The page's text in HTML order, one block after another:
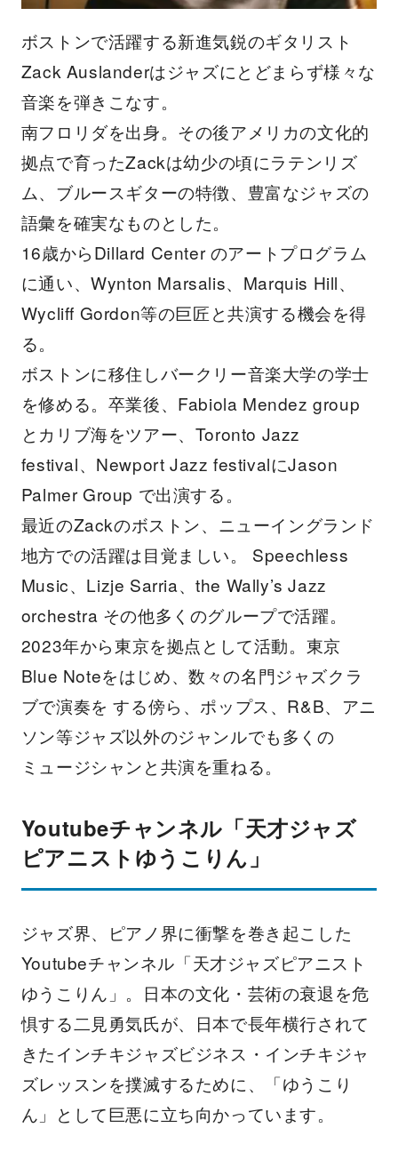
ボストンで活躍する新進気鋭のギタリスト
Zack Auslanderはジャズにとどまらず様々な
音楽を弾きこなす。
南フロリダを出身。その後アメリカの文化的
拠点で育ったZackは幼少の頃にラテンリズ
ム、ブルースギターの特徴、豊富なジャズの
語彙を確実なものとした。
16歳からDillard Center のアートプログラム
に通い、Wynton Marsalis、Marquis Hill、
Wycliff Gordon等の巨匠と共演する機会を得
る。
ボストンに移住しバークリー音楽大学の学士
を修める。卒業後、Fabiola Mendez group
とカリブ海をツアー、Toronto Jazz
festival、Newport Jazz festivalにJason
Palmer Group で出演する。
最近のZackのボストン、ニューイングランド
地方での活躍は目覚ましい。 Speechless
Music、Lizje Sarria、the Wally’s Jazz
orchestra その他多くのグループで活躍。
2023年から東京を拠点として活動。東京
Blue Noteをはじめ、数々の名門ジャズクラ
ブで演奏を する傍ら、ポップス、R&B、アニ
ソン等ジャズ以外のジャンルでも多くの
ミュージシャンと共演を重ねる。
Youtubeチャンネル「天才ジャズ
ピアニストゆうこりん」
ジャズ界、ピアノ界に衝撃を巻き起こした
Youtubeチャンネル「天才ジャズピアニスト
ゆうこりん」。日本の文化・芸術の衰退を危
惧する二見勇気氏が、日本で長年横行されて
きたインチキジャズビジネス・インチキジャ
ズレッスンを撲滅するために、「ゆうこり
ん」として巨悪に立ち向かっています。